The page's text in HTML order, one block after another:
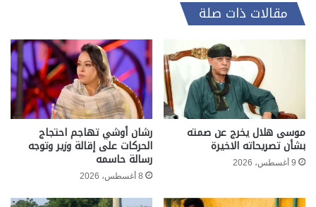
مقالات ذات صلة
موسى هلال يخرج عن صمته
بشأن تصريحاته الاخيرة
9 أغسطس، 2026
رشان أوشي تهاجم احتجاج
الحركات على إقالة وزير وتوجه
رسالة حاسمه
8 أغسطس، 2026